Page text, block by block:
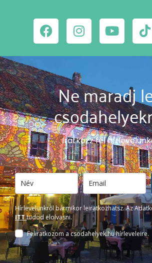
Ne maradj
Iratkozz fel
Hírlevelünkről bármikor leiratkozhatsz. Az
ITTtudod elolvasni.
Feliratkozom a csodahelyek.hu hírleveleire.